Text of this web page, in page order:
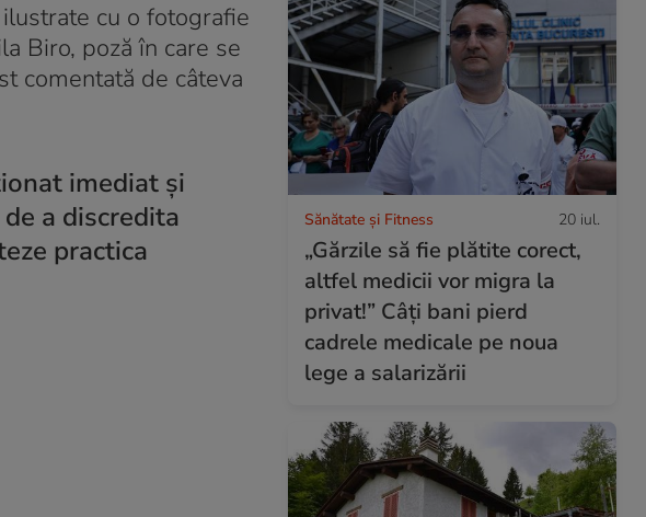
cu o fotografie
Biro, poză în care se
comentată de câteva
imediat și
a discredita
practica
Sănătate și Fitness 20 iul.
„Gărzile să fie plătite corect,
altfel medicii vor migra la
privat!” Câți bani pierd
cadrele medicale pe noua
lege a salarizării